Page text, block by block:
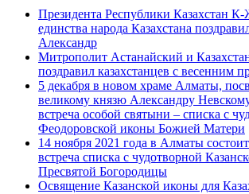
Президента Республики Казахстан
единства народа Казахстана
Александр
Митрополит Астанайский и
поздравил казахстанцев с весенним
5 декабря в новом храме Алматы,
великому князю Александру
встреча особой святыни – списка с
Феодоровской иконы Божией Матери
14 ноября 2021 года в Алматы
встреча списка с чудотворной
Пресвятой Богородицы
Освящение Казанской иконы для